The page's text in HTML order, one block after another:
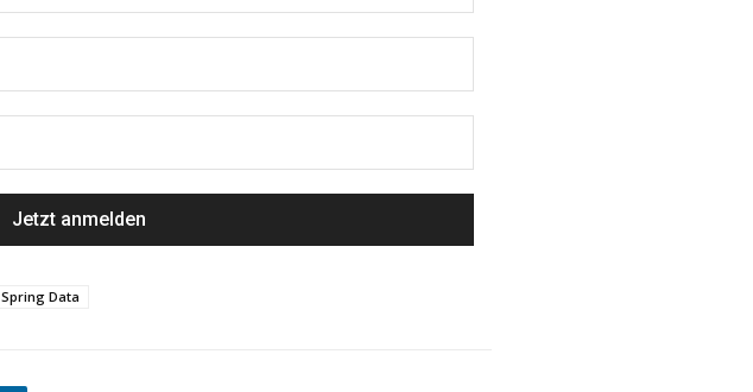
Spring Data